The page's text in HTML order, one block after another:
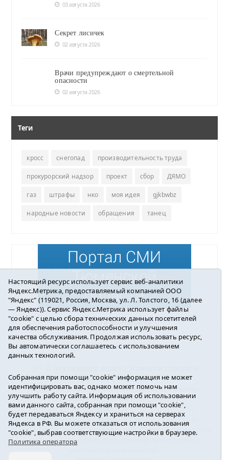
03 августа 2026
Секрет лисичек
02 августа 2026
Врачи предупреждают о смертельной
опасности
02 августа 2026
Теги
кросс снегопад производительность труда
прокурорский надзор проект сбор ДЯМО
газ штрафы нко моя идея gjkbwbz
народные новости обращения танец
Погода в Ялуторовске
района2016-2023
Учредитель: АНО «ИИЦ « Ялуторовская жизнь».
Главный редактор: Вешкурцева С.П.
E-mail:yznaet@inbox.ruТел.: 8(34535)2-02-51
Регистрационный номер ЭЛ № ФС 77-64937 от
24.02.2016г. выдан Федеральной службой по надзору
в сфере связи, информационных технологий и
Настоящий ресурс использует сервис веб-аналитики
Яндекс.Метрика, предоставляемый компанией ООО
"Яндекс" (119021, Россия, Москва, ул. Л. Толстого, 16 (далее
— Яндекс)). Сервис Яндекс.Метрика использует файлы
"cookie" с целью сбора технических данных посетителей
для обеспечения работоспособности и улучшения
качества обслуживания. Продолжая использовать ресурс,
Вы автоматически соглашаетесь с использованием
данных технологий.
Собранная при помощи "cookie" информация не может
идентифицировать вас, однако может помочь нам
улучшить работу сайта. Информация об использовании
вами данного сайта, собранная при помощи "cookie",
будет передаваться Яндексу и храниться на серверах
Яндекса в РФ. Вы можете отказаться от использования
"cookie", выбрав соответствующие настройки в браузере.
Политика оператора